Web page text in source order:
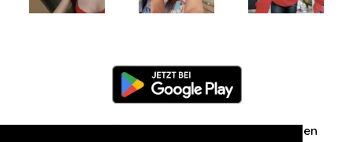
Zuschriften/Erfahrungen